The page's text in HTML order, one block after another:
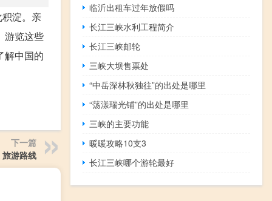
淀。亲
游览这些
解中国的
下一篇
旅游路线
临沂出租车过年放假吗
长江三峡水利工程简介
长江三峡邮轮
三峡大坝售票处
“中岳深林秋独往”的出处是哪里
“荡漾瑞光铺”的出处是哪里
三峡的主要功能
暖暖攻略10支3
长江三峡哪个游轮最好